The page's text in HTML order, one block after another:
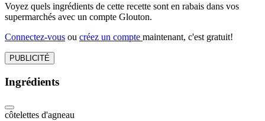
Voyez quels ingrédients de cette recette sont en rabais dans vos
supermarchés avec un compte Glouton.
Connectez-vous ou créez un compte maintenant, c'est gratuit!
PUBLICITÉ
Ingrédients
côtelettes d'agneau